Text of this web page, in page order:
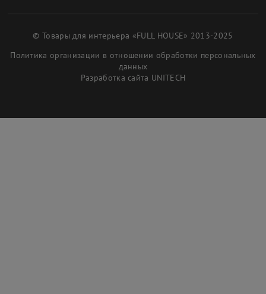
© Товары для интерьера «FULL HOUSE» 2013-2025
Политика организации в отношении обработки персональных
данных
Разработка сайта UNITECH